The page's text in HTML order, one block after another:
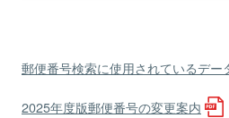
郵便番号検索に使用されているデー
2025年度版郵便番号の変更案内